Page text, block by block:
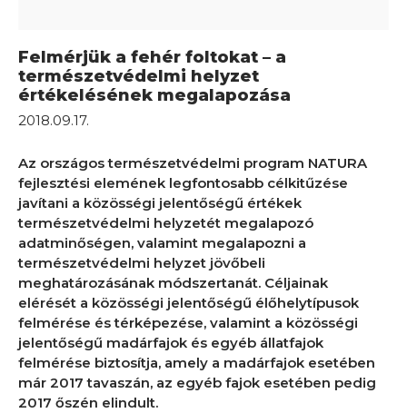
Felmérjük a fehér foltokat – a
természetvédelmi helyzet
értékelésének megalapozása
2018.09.17.
Az országos természetvédelmi program NATURA
fejlesztési elemének legfontosabb célkitűzése
javítani a közösségi jelentőségű értékek
természetvédelmi helyzetét megalapozó
adatminőségen, valamint megalapozni a
természetvédelmi helyzet jövőbeli
meghatározásának módszertanát. Céljainak
elérését a közösségi jelentőségű élőhelytípusok
felmérése és térképezése, valamint a közösségi
jelentőségű madárfajok és egyéb állatfajok
felmérése biztosítja, amely a madárfajok esetében
már 2017 tavaszán, az egyéb fajok esetében pedig
2017 őszén elindult.